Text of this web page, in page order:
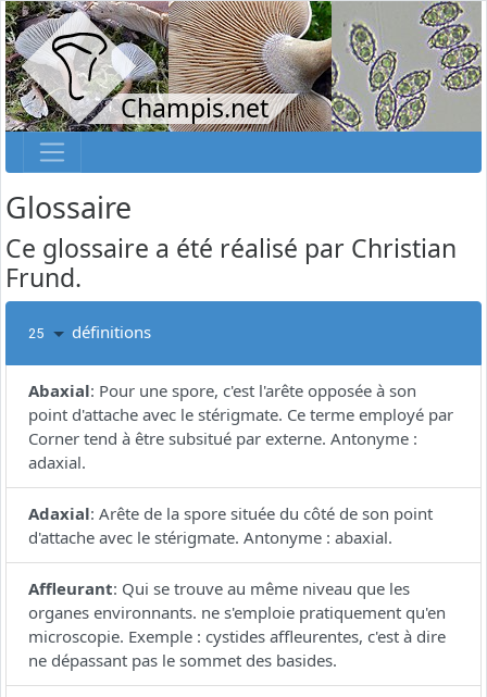
Champis.net
Glossaire
Ce glossaire a été réalisé par Christian
Frund.
25 définitions
Abaxial: Pour une spore, c'est l'arête opposée à son
point d'attache avec le stérigmate. Ce terme employé par
Corner tend à être subsitué par externe. Antonyme :
adaxial.
Adaxial: Arête de la spore située du côté de son point
d'attache avec le stérigmate. Antonyme : abaxial.
Affleurant: Qui se trouve au même niveau que les
organes environnants. ne s'emploie pratiquement qu'en
microscopie. Exemple : cystides affleurentes, c'est à dire
ne dépassant pas le sommet des basides.